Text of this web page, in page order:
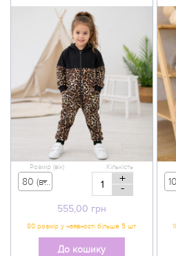
555,00 грн
Розмір (вік)
80 (вік 9-12 міс) - 555,00 грн
Кількість
+
-
До кошику